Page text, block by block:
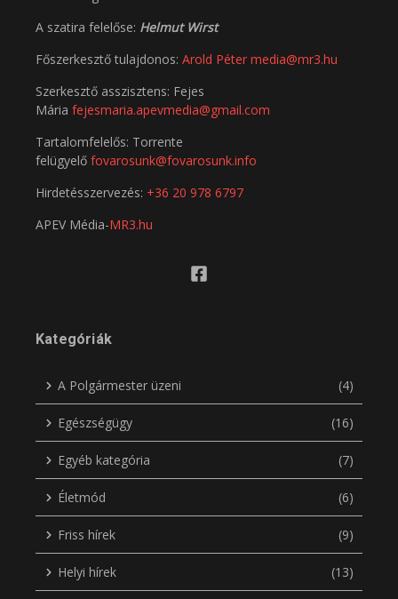
A szatira felelőse: Helmut Wirst
Főszerkesztő tulajdonos: Arold Péter media@mr3.hu
Szerkesztő asszisztens: Fejes
Mária fejesmaria.apevmedia@gmail.com
Tartalomfelelős: Torrente
felügyelő fovarosunk@fovarosunk.info
Hirdetésszervezés: +36 20 978 6797
APEV Média-MR3.hu
Kategóriák
A Polgármester üzeni (4)
Egészségügy (16)
Egyéb kategória (7)
Életmód (6)
Friss hírek (9)
Helyi hírek (13)